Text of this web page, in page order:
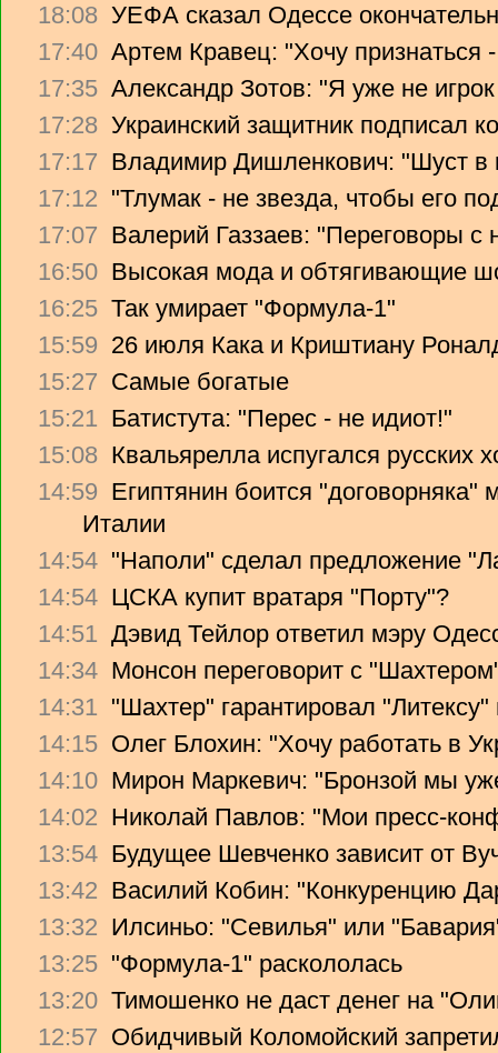
18:08 УЕФА сказал Одессе
17:40 Артем Кравец: "Хочу признаться
17:35 Александр Зотов: "Я уже не
17:28 Украинский защитник подписал
17:17 Владимир Дишленкович: "Шуст в
17:12 "Тлумак - не звезда, чтобы его
17:07 Валерий Газзаев: "Переговоры с
16:50 Высокая мода и обтягивающие
16:25 Так умирает "Формула-1"
15:59 26 июля Кака и Криштиану
15:27 Самые богатые
15:21 Батистута: "Перес - не идиот!"
15:08 Квальярелла испугался русских
14:59 Египтянин боится
Италии
14:54 "Наполи" сделал предложение
14:54 ЦСКА купит вратаря "Порту"?
14:51 Дэвид Тейлор ответил мэру
14:34 Монсон переговорит с
14:31 "Шахтер" гарантировал
14:15 Олег Блохин: "Хочу работать в
14:10 Мирон Маркевич: "Бронзой мы
14:02 Николай Павлов: "Мои пресс-
13:54 Будущее Шевченко зависит от
13:42 Василий Кобин: "Конкуренцию
13:32 Илсиньо: "Севилья" или
13:25 "Формула-1" раскололась
13:20 Тимошенко не даст денег на
12:57 Обидчивый Коломойский